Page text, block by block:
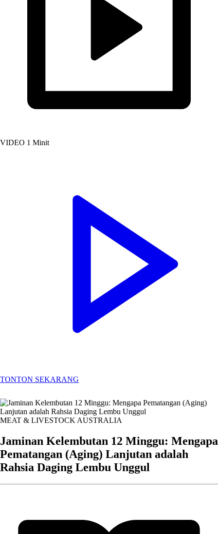
VIDEO 1 Minit
TONTON SEKARANG
MEAT & LIVESTOCK AUSTRALIA
Jaminan Kelembutan 12 Minggu: Mengapa
Pematangan (Aging) Lanjutan adalah
Rahsia Daging Lembu Unggul